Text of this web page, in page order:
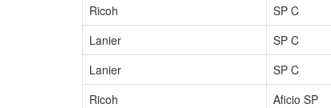
Ricoh
SP C
Lanier
SP C
Lanier
SP C
Ricoh
Aficio SP